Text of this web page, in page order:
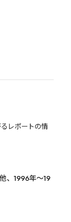
レポートの情
、1996年～19